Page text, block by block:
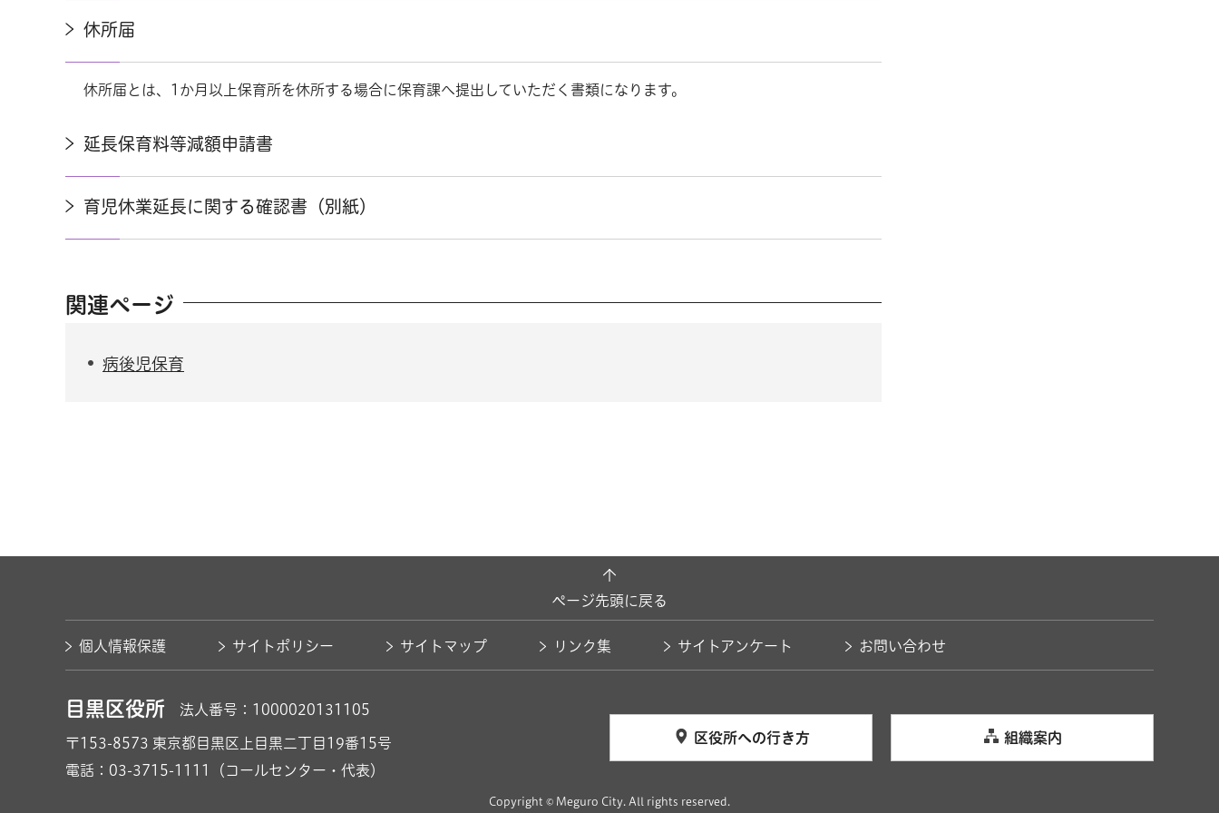
休所届
休所届とは、1か月以上保育所を休所する場合に保育課へ提出していただく書類になります。
延長保育料等減額申請書
育児休業延長に関する確認書（別紙）
関連ページ
病後児保育
ページ先頭に戻る
個人情報保護 サイトポリシー サイトマップ リンク集 サイトアンケート お問い合わせ
目黒区役所 法人番号：1000020131105
〒153-8573 東京都目黒区上目黒二丁目19番15号
電話：03-3715-1111（コールセンター・代表）
区役所への行き方 組織案内
Copyright © Meguro City. All rights reserved.